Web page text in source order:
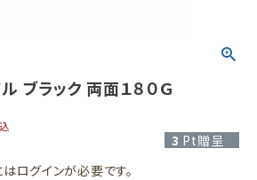
ブラック 両面１８０Ｇ
3 Pt贈呈
ログインが必要です。